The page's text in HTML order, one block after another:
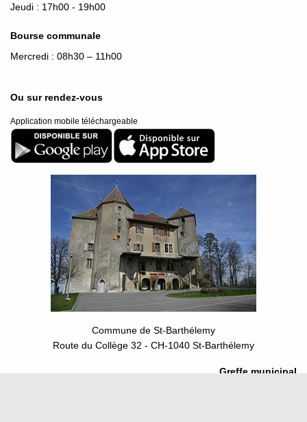
Jeudi : 17h00 - 19h00
Bourse communale
Mercredi : 08h30 – 11h00
Ou sur rendez-vous
Application mobile téléchargeable
Commune de St-Barthélemy
Route du Collège 32 - CH-1040 St-Barthélemy
Greffe municipal